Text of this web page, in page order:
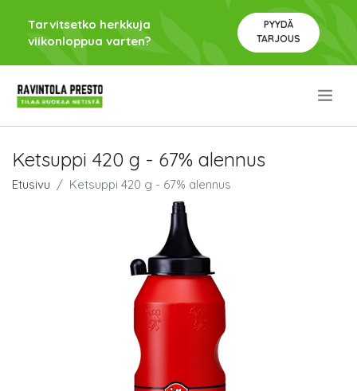
Tarvitsetko herkkuja
viikonloppua varten?
PYYDÄ
TARJOUS
Ketsuppi 420 g - 67% alennus
Etusivu Ketsuppi 420 g - 67% alennus